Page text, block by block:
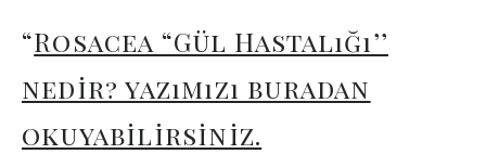
“Rosacea “Gül Hastalığı’’
nedir? yazımızı buradan
okuyabilirsiniz.